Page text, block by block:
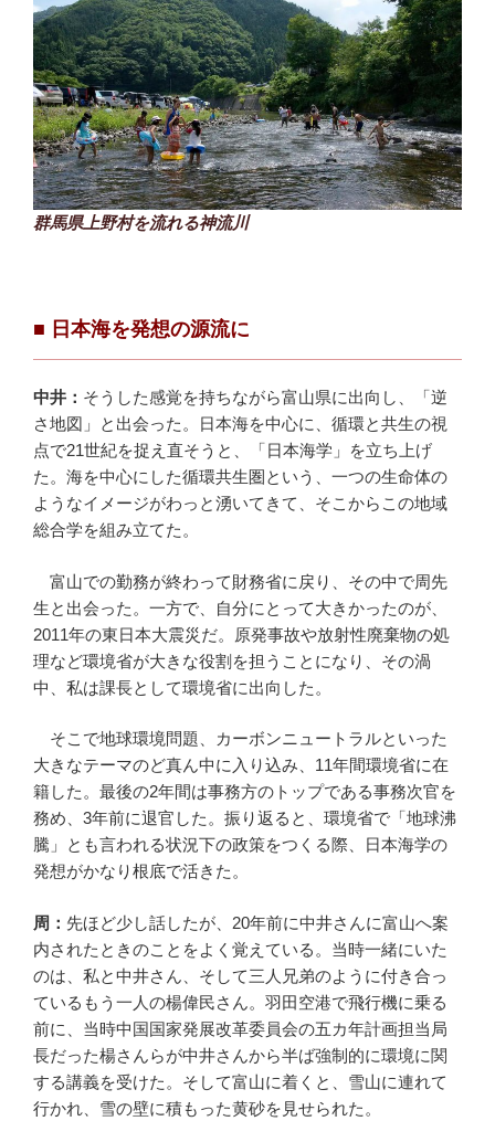
群馬県上野村を流れる神流川
■ 日本海を発想の源流に
中井： そうした感覚を持ちながら富山県に出向し、「逆
さ地図」と出会った。日本海を中心に、循環と共生の視
点で21世紀を捉え直そうと、「日本海学」を立ち上げ
た。海を中心にした循環共生圏という、一つの生命体の
ようなイメージがわっと湧いてきて、そこからこの地域
総合学を組み立てた。
富山での勤務が終わって財務省に戻り、その中で周先
生と出会った。一方で、自分にとって大きかったのが、
2011年の東日本大震災だ。原発事故や放射性廃棄物の処
理など環境省が大きな役割を担うことになり、その渦
中、私は課長として環境省に出向した。
そこで地球環境問題、カーボンニュートラルといった
大きなテーマのど真ん中に入り込み、11年間環境省に在
籍した。最後の2年間は事務方のトップである事務次官を
務め、3年前に退官した。振り返ると、環境省で「地球沸
騰」とも言われる状況下の政策をつくる際、日本海学の
発想がかなり根底で活きた。
周： 先ほど少し話したが、20年前に中井さんに富山へ案
内されたときのことをよく覚えている。当時一緒にいた
のは、私と中井さん、そして三人兄弟のように付き合っ
ているもう一人の楊偉民さん。羽田空港で飛行機に乗る
前に、当時中国国家発展改革委員会の五カ年計画担当局
長だった楊さんらが中井さんから半ば強制的に環境に関
する講義を受けた。そして富山に着くと、雪山に連れて
行かれ、雪の壁に積もった黄砂を見せられた。